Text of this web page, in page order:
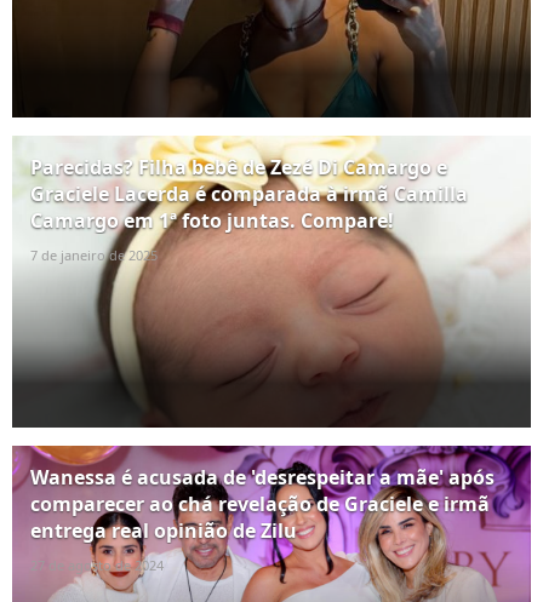
Parecidas? Filha bebê de Zezé Di Camargo e
Graciele Lacerda é comparada à irmã Camilla
Camargo em 1ª foto juntas. Compare!
7 de janeiro de 2025
Wanessa é acusada de 'desrespeitar a mãe' após
comparecer ao chá revelação de Graciele e irmã
entrega real opinião de Zilu
27 de agosto de 2024